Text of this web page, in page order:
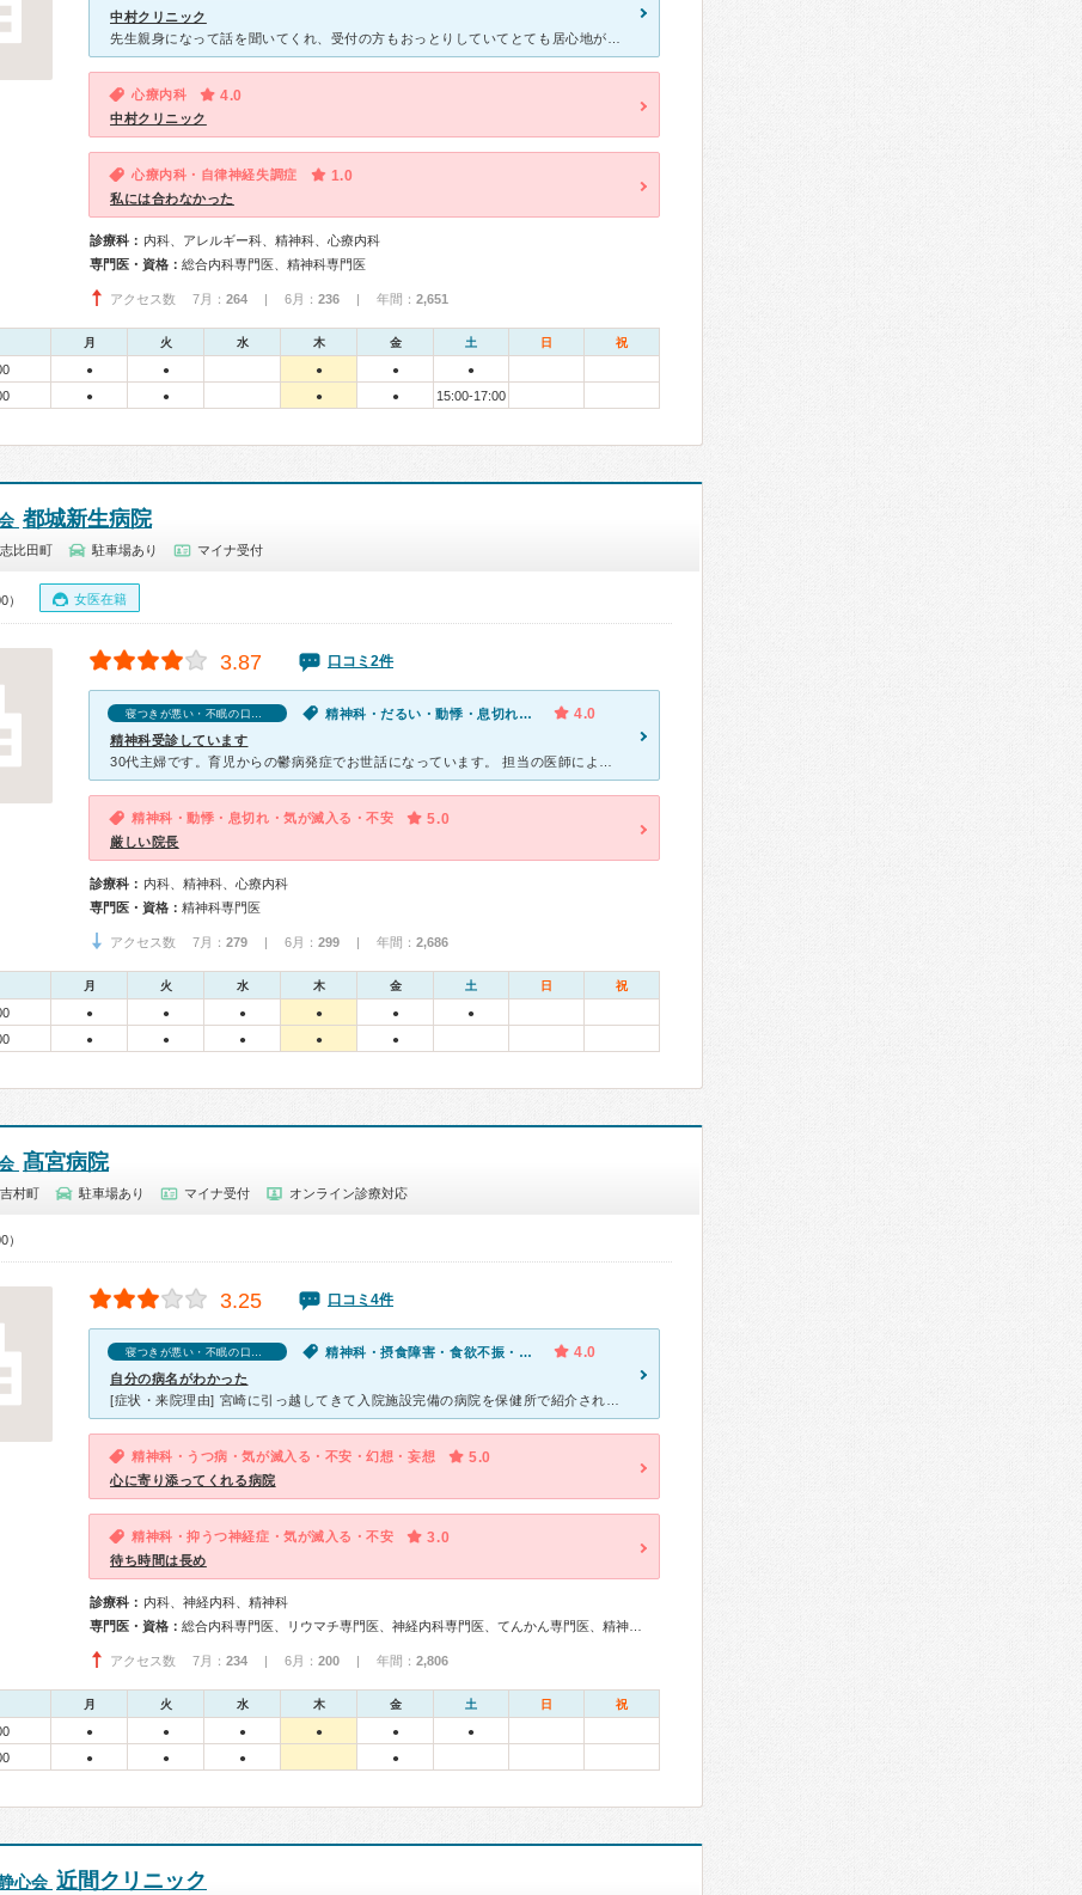
中村クリニック
心療内科 4.0
中村クリニック
心療内科・自律神経失調症 1.0
私には合わなかった
診療科： 内科、アレルギー科、精神科、心療内科
専門医・資格： 総合内科専門医、精神科専門医
アクセス数 7月： 264 | 6月： 236 | 年間： 2,651
月 火 水 木 金 土 日 祝
● ● ● ● ●
● ● ● ● 15:00-17:00
都城新生病院
比田町 駐車場あり マイナ受付
） 女医在籍
3.87 口コミ2件
寝つきが悪い・不眠の口コミ 精神科・だるい・動悸・息切れ・寝つきが悪い・不眠・気が滅入る・不安 4.0
精神科受診しています
精神科・動悸・息切れ・気が滅入る・不安 5.0
厳しい院長
診療科： 内科、精神科、心療内科
専門医・資格： 精神科専門医
アクセス数 7月： 279 | 6月： 299 | 年間： 2,686
月 火 水 木 金 土 日 祝
● ● ● ● ● ●
● ● ● ● ●
髙宮病院
村町 駐車場あり マイナ受付 オンライン診療対応
）
3.25 口コミ4件
寝つきが悪い・不眠の口コミ 精神科・摂食障害・食欲不振・寝つきが悪い・不眠 4.0
自分の病名がわかった
精神科・うつ病・気が滅入る・不安・幻想・妄想 5.0
心に寄り添ってくれる病院
精神科・抑うつ神経症・気が滅入る・不安 3.0
待ち時間は長め
診療科： 内科、神経内科、精神科
専門医・資格：
アクセス数 7月： 234 | 6月： 200 | 年間： 2,806
月 火 水 木 金 土 日 祝
● ● ● ● ● ●
● ● ● ●
心会 近間クリニック